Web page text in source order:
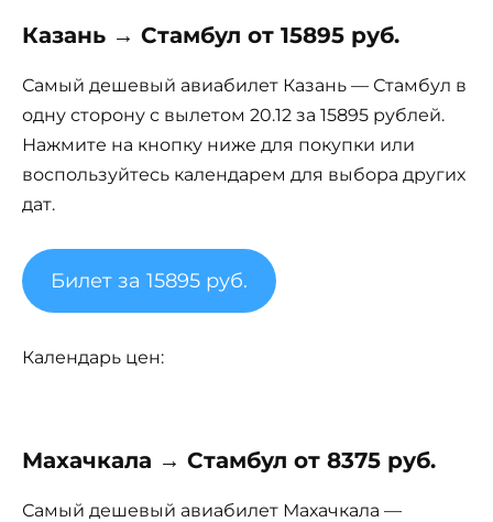
Казань → Стамбул от 15895 руб.
Самый дешевый авиабилет Казань — Стамбул в
одну сторону с вылетом 20.12 за 15895 рублей.
Нажмите на кнопку ниже для покупки или
воспользуйтесь календарем для выбора других
дат.
Билет за 15895 руб.
Календарь цен:
Махачкала → Стамбул от 8375 руб.
Самый дешевый авиабилет Махачкала —